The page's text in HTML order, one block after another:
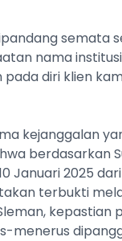
semata
nama
diri klien
kejanggalan
berdasarkan
Januari 2025
terbukti
kepastian
menerus